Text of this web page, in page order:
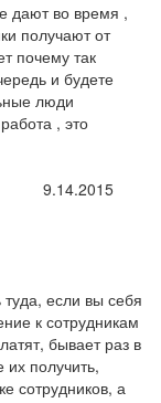
дают во время ,
получают от
почему так
и будете
люди
, это
9.14.2015
если вы себя
к сотрудникам
бывает раз в
получить,
сотрудников, а